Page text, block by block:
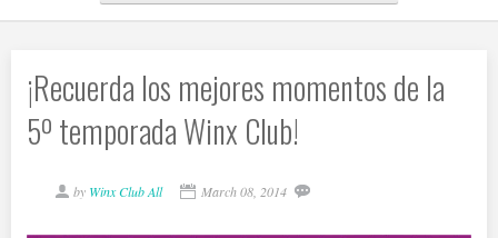
¡Recuerda los mejores momentos de la
5º temporada Winx Club!
by Winx Club All March 08, 2014